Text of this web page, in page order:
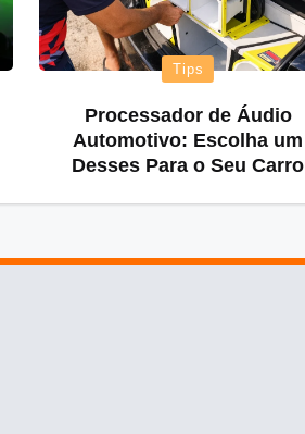
Posted
Tips
Processador de Áudio
Automotivo: Escolha um
Desses Para o Seu Carro